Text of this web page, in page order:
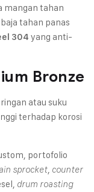
mangan tahan
tahan panas
304 yang anti-
Bronze
atau suku
terhadap korosi
portofolio
sprocket, counter
drum roasting